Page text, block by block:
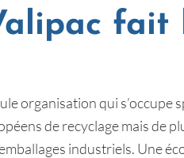
fait
organisation qui s’occupe
de recyclage mais de
industriels. Une